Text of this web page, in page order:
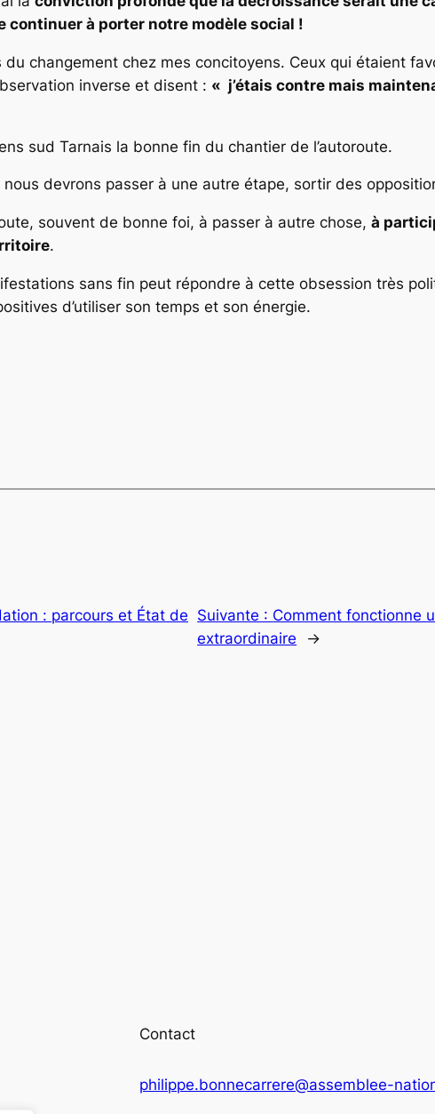
continuer à porter notre modèle social !
changement chez mes concitoyens. Ceux qui étaient
inverse et disent : « j’étais contre mais
sud Tarnais la bonne fin du chantier de l’autoroute.
devrons passer à une autre étape, sortir des
souvent de bonne foi, à passer à autre chose, à
.
sans fin peut répondre à cette obsession très
d’utiliser son temps et son énergie.
: parcours et État de Suivante : Comment fonctionne
extraordinaire
→
Contact
philippe.bonnecarrere@assemblee-